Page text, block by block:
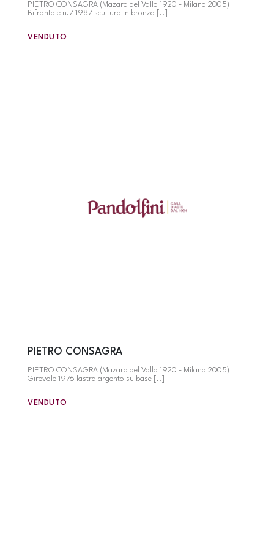
PIETRO CONSAGRA (Mazara del Vallo 1920 - Milano 2005)
Bifrontale n.7 1987 scultura in bronzo [..]
VENDUTO
PIETRO CONSAGRA
PIETRO CONSAGRA (Mazara del Vallo 1920 - Milano 2005)
Girevole 1976 lastra argento su base [..]
VENDUTO